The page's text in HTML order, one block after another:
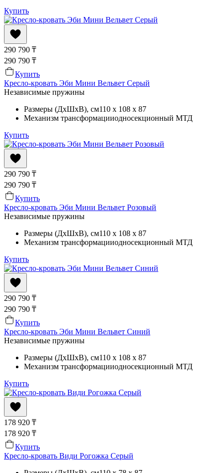
Купить
290 790 ₸
290 790 ₸
Купить
Кресло-кровать Эби Мини Вельвет Серый
Независимые пружины
Размеры (ДхШхВ), см110 x 108 x 87
Механизм трансформацииодносекционный МТД
Купить
290 790 ₸
290 790 ₸
Купить
Кресло-кровать Эби Мини Вельвет Розовый
Независимые пружины
Размеры (ДхШхВ), см110 x 108 x 87
Механизм трансформацииодносекционный МТД
Купить
290 790 ₸
290 790 ₸
Купить
Кресло-кровать Эби Мини Вельвет Синий
Независимые пружины
Размеры (ДхШхВ), см110 x 108 x 87
Механизм трансформацииодносекционный МТД
Купить
178 920 ₸
178 920 ₸
Купить
Кресло-кровать Види Рогожка Серый